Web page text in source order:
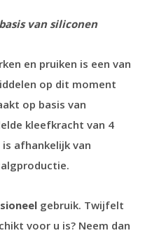
van siliconen
en pruiken is een van
op dit moment
op basis van
kleefkracht van 4
afhankelijk van
gebruik. Twijfelt
voor u is? Neem dan